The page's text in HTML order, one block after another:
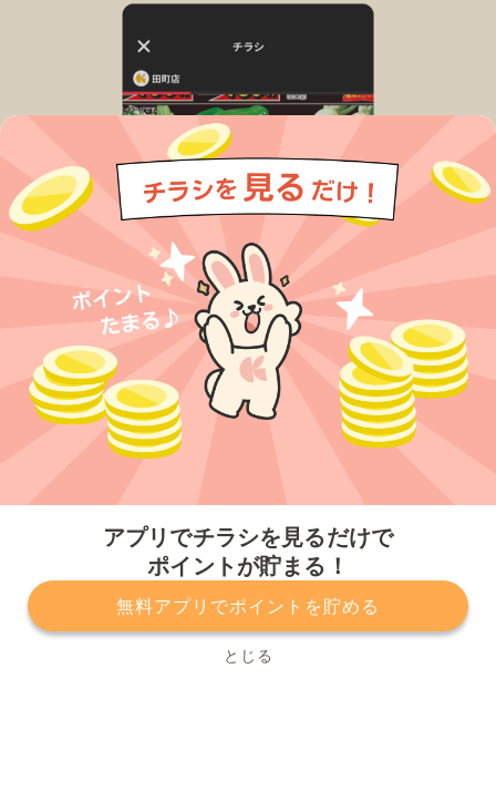
アプリでチラシを見るだけで
ポイントが貯まる！
無料アプリでポイントを貯める
とじる
プライバシーポリシー 利用規約
運営会社
サービスに関してのお問い合わせ